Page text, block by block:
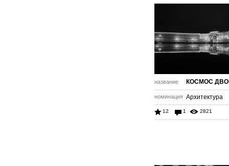
название КОСМОС
номинация Архитектура
12 1 2821